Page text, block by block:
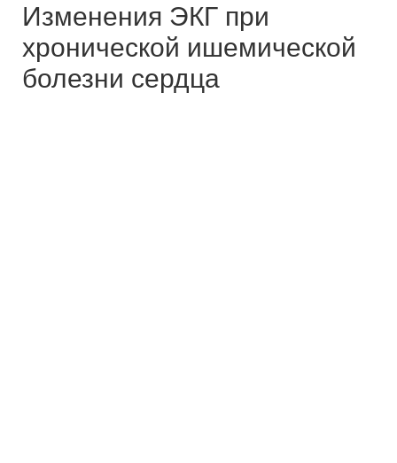
Изменения ЭКГ при
хронической ишемической
болезни сердца